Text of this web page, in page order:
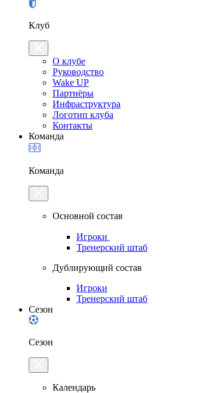
Клуб
О клубе
Руководство
Wake UP
Партнёры
Инфраструктура
Логотип клуба
Контакты
Команда
Команда
Основной состав
Игроки
Тренерский штаб
Дублирующий состав
Игроки
Тренерский штаб
Сезон
Сезон
Календарь